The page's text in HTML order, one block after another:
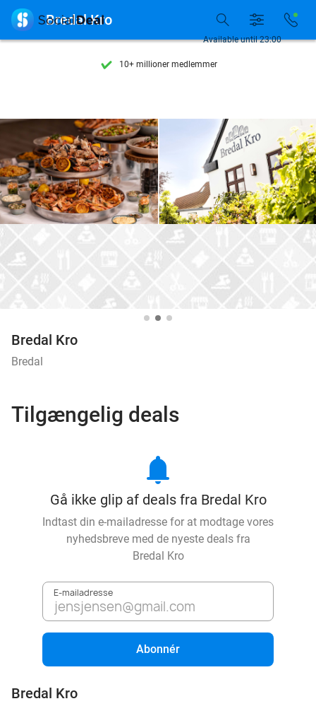
Tilgængelig 7 dage om ugen
10+ millioner medlemmer
Tilgængelig 7 dage om ugen
10+ millioner medlemmer
Available until 23:00
 Bredal Kro
Bredal Kro
Bredal
Tilgængelig deals
notifications
Gå ikke glip af deals fra Bredal Kro
Indtast din e-mailadresse for at modtage vores
nyhedsbreve med de nyeste deals fra
Bredal Kro
E-mailadresse
Abonnér
Bredal Kro